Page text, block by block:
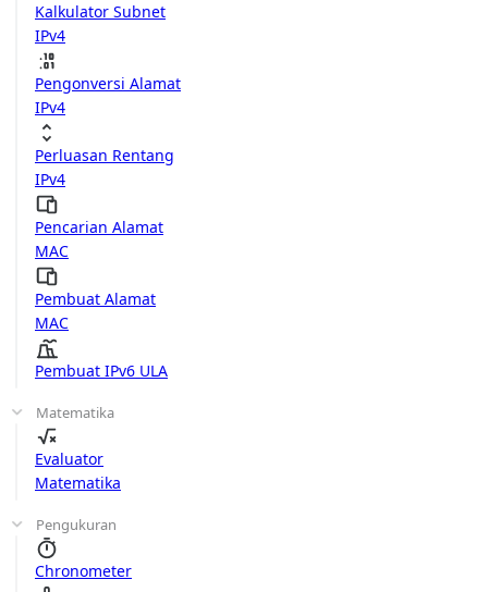
Kalkulator Subnet
IPv4
Pengonversi Alamat
IPv4
Perluasan Rentang
IPv4
Pencarian Alamat
MAC
Pembuat Alamat
MAC
Pembuat IPv6 ULA
Matematika
Evaluator
Matematika
Pengukuran
Chronometer